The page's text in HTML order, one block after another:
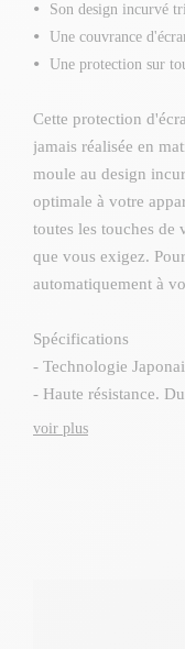
Son design incurvé
Une couvrance
Une protection sur
Cette protection
jamais réalisée en
moule au design
optimale à votre
toutes les touches
que vous exigez.
automatiquement à
Spécifications
- Technologie
- Haute résistance.
- Protège votre écran
voir plus